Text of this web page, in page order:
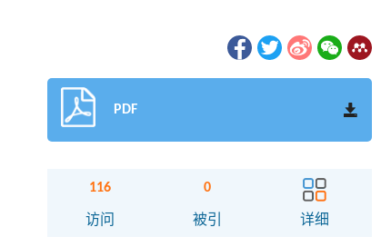
PDF
116
访问
0
被引 详细